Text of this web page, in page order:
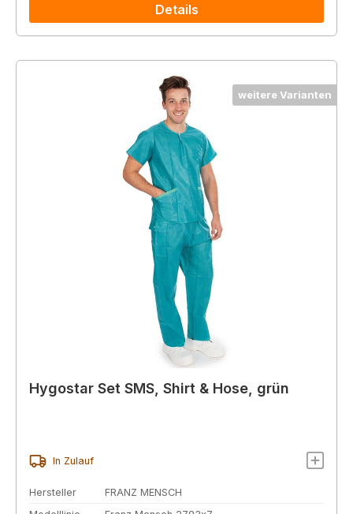
Details
weitere Varianten
Hygostar Set SMS, Shirt & Hose, grün
In Zulauf
Hersteller
FRANZ MENSCH